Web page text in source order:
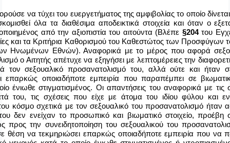
να τύχει του ευεργετήματος της αμφιβολίας το οποίο
όλα τα διαθέσιμα αποδεικτικά στοιχεία και όταν ο
από την αξιοπιστία του αιτούντα (Βλέπε §204του
και τα Κριτήρια Καθορισμού του Καθεστώτος των Προσφύγων
Ηνωμένων Εθνών). Αναφορικά με το μέρος που αφορά
ο Αιτητής απέτυχε να εξηγήσει με λεπτομέρειες την
τον σεξουαλικό προσανατολισμό του, αλλά ούτε και ήταν
επαρκώς οποιαδήποτε εμπειρία που παραπέμπει σε
ένιωθε στιγματισμένος. Οι απαντήσεις του αναφορικά με τις
του, τις σχέσεις που είχε με άτομα του ιδίου φύλου και
κόσμο σχετικά με τον σεξουαλικό του προσανατολισμό ήταν
του δεν ενείχαν το προσωπικό και βιωματικό στοιχείο, προέβη
προς την συνειδητοποίηση του σεξουαλικού του
θέση να τεκμηριώσει επαρκώς οποιαδήποτε εμπειρία που να